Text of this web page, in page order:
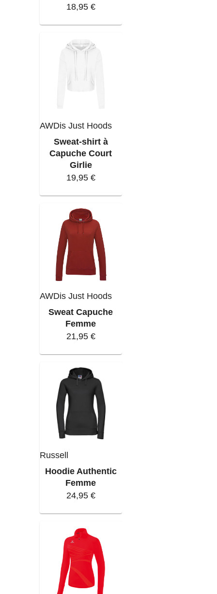
18,95 €
AWDis Just Hoods
Sweat-shirt à
Capuche Court
Girlie
19,95 €
AWDis Just Hoods
Sweat Capuche
Femme
21,95 €
Russell
Hoodie Authentic
Femme
24,95 €